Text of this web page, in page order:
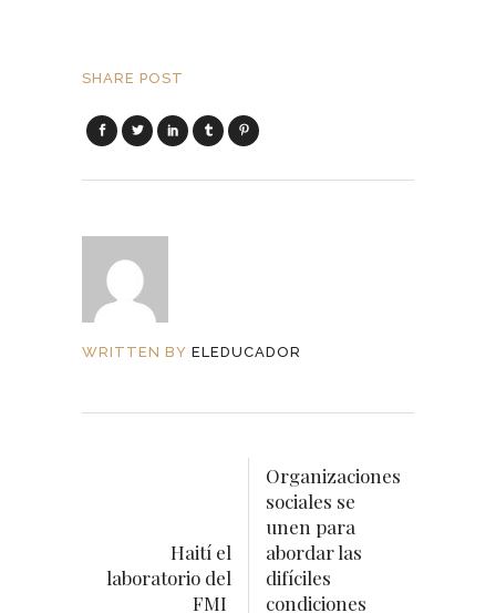
SHARE POST
WRITTEN BY ELEDUCADOR
Haití el
laboratorio del
FMI
Organizaciones
sociales se
unen para
abordar las
difíciles
condiciones